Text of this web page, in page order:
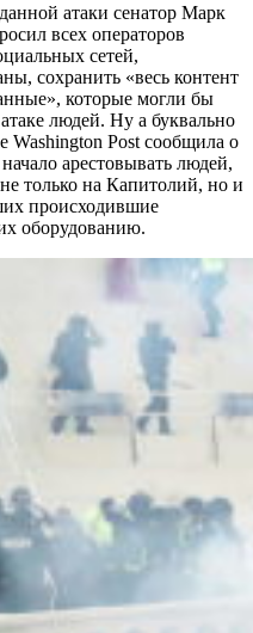
атаки сенатор Марк
всех операторов
сетей,
сохранить «весь контент
которые могли бы
людей. Ну а буквально
Washington Post сообщила о
арестовывать людей,
только на Капитолий, но и
происходившие
оборудованию.